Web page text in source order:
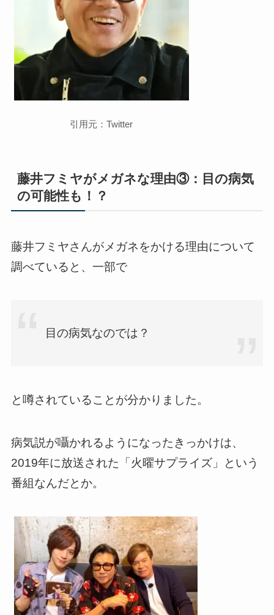
引用元：Twitter
藤井フミヤがメガネな理由③：目の病気
の可能性も！？
藤井フミヤさんがメガネをかける理由について
調べていると、一部で
目の病気なのでは？
と噂されていることが分かりました。
病気説が囁かれるようになったきっかけは、
2019年に放送された「火曜サプライズ」という
番組なんだとか。